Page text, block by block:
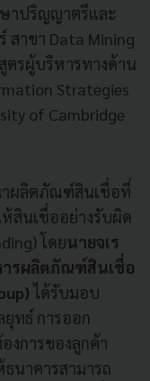
าปริญญาตรีและ
าขา Data Mining
ตรผู้บริหารทางด้าน
Strategies
of Cambridge
ผลิตภัณฑ์สินเชื่อที่
สินเชื่ออย่างรับผิด
โดยนายจเร
ารผลิตภัณฑ์สินเชื่อ
ได้รับมอบ
ทธ์ การออก
การของลูกค้า
นาคารสามารถ